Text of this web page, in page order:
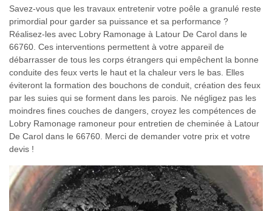
Savez-vous que les travaux entretenir votre poêle a granulé reste
primordial pour garder sa puissance et sa performance ?
Réalisez-les avec Lobry Ramonage à Latour De Carol dans le
66760. Ces interventions permettent à votre appareil de
débarrasser de tous les corps étrangers qui empêchent la bonne
conduite des feux verts le haut et la chaleur vers le bas. Elles
éviteront la formation des bouchons de conduit, création des feux
par les suies qui se forment dans les parois. Ne négligez pas les
moindres fines couches de dangers, croyez les compétences de
Lobry Ramonage ramoneur pour entretien de cheminée à Latour
De Carol dans le 66760. Merci de demander votre prix et votre
devis !